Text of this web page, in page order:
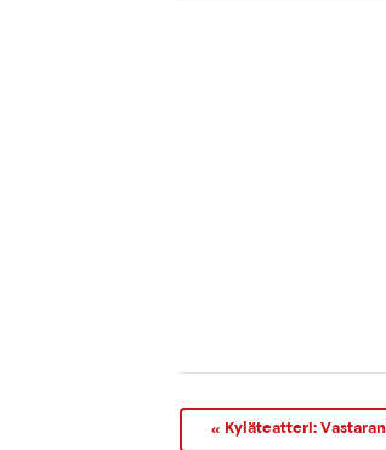
« Kyläteatteri: